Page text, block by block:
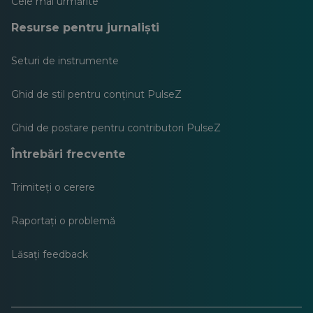
Resurse pentru jurnaliști
Seturi de instrumente
Ghid de stil pentru conținut PulseZ
Ghid de postare pentru contributori PulseZ
Întrebări frecvente
Trimiteți o cerere
Raportați o problemă
Lăsați feedback